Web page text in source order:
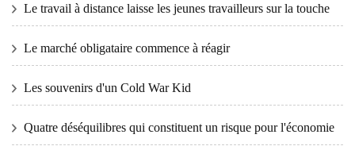
Le travail à distance laisse les jeunes travailleurs sur la touche
Le marché obligataire commence à réagir
Les souvenirs d'un Cold War Kid
Quatre déséquilibres qui constituent un risque pour l'économie